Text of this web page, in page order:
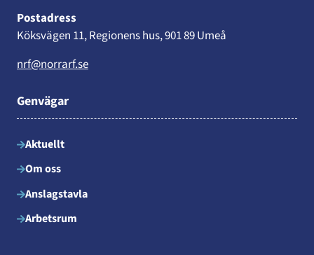
Postadress
Köksvägen 11, Regionens hus, 901 89 Umeå
nrf@norrarf.se
Genvägar
Aktuellt
Om oss
Anslagstavla
Arbetsrum